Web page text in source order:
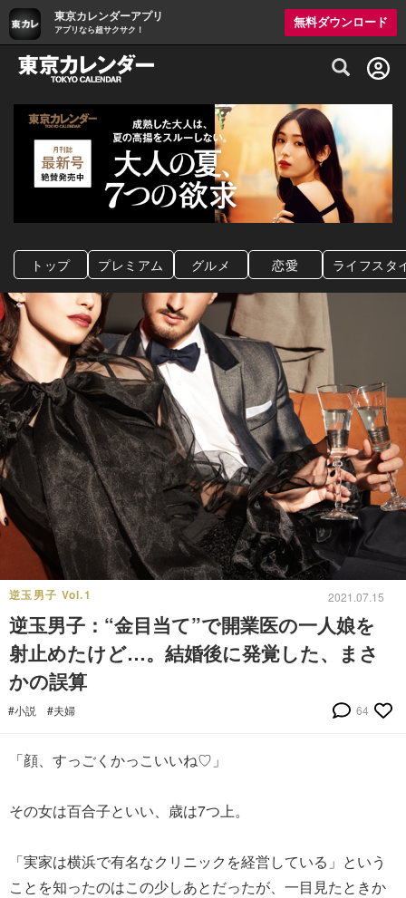
東京カレンダーアプリ
アプリなら超サクサク！
無料ダウンロード
グルメ情報・プレミアムレストラン予約
トップ プレミアム グルメ 恋愛 ライフスタ
逆玉男子 Vol.1 2021.07.15
逆玉男子：“金目当て”で開業医の一人娘を
射止めたけど…。結婚後に発覚した、まさ
かの誤算
#小説 #夫婦 64
「顔、すっごくかっこいいね♡」
その女は百合子といい、歳は7つ上。
「実家は横浜で有名なクリニックを経営している」という
ことを知ったのはこの少しあとだったが、一目見たときか